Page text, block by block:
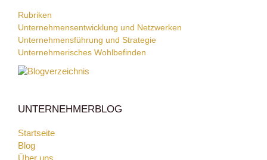
Rubriken
Unternehmensentwicklung und Netzwerken
Unternehmensführung und Strategie
Unternehmerisches Wohlbefinden
UNTERNEHMERBLOG
Startseite
Blog
Über uns